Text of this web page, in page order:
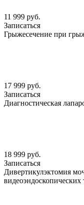
11 999 руб.
Записаться
Грыжесечение при
17 999 руб.
Записаться
Диагностическая
18 999 руб.
Записаться
Дивертикулэктомия
видеоэндоскопических